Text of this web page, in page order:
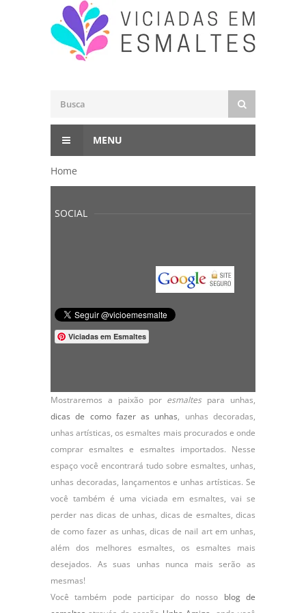
MENU
Home
SOCIAL
Viciadas em Esmaltes
Mostraremos a paixão por esmaltes para unhas,
dicas de como fazer as unhas, unhas decoradas,
unhas artísticas, osesmaltes mais procurados e onde
comprar esmaltes e esmaltes importados. Nesse
espaço você encontrará tudo sobre esmaltes, unhas,
unhas decoradas, lançamentos e unhas artísticas. Se
você também é uma viciada em esmaltes, vai se
perder nas dicas de unhas, dicas de esmaltes, dicas
de como fazer as unhas, dicas de nail art em unhas,
além dos melhores esmaltes, os esmaltes mais
desejados. As suas unhas nunca mais serão as
mesmas!
Você também pode participar do nosso blog de